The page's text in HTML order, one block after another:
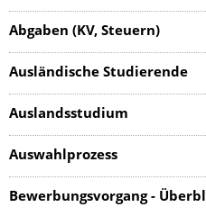
Abgaben (KV, Steuern)
Ausländische Studierende
Auslandsstudium
Auswahlprozess
Bewerbungsvorgang -